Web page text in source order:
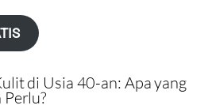
di Usia 40-an: Apa yang
Perlu?